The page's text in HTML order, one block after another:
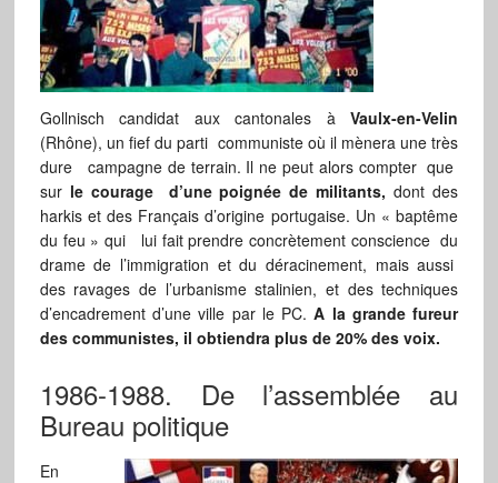
Gollnisch candidat aux cantonales àVaulx-en-Velin
(Rhône), un fief du parti communiste où il mènera une très
dure campagne de terrain. Il ne peut alors compter que
sur le courage d’une poignée de militants, dont des
harkis et des Français d’origine portugaise. Un « baptême
du feu » qui lui fait prendre concrètement conscience du
drame de l’immigration et du déracinement, mais aussi
des ravages de l’urbanisme stalinien, et des techniques
d’encadrement d’une ville par le PC.A la grande fureur
des communistes, il obtiendra plus de 20% des voix.
1986-1988. De l’assemblée au
Bureau politique
En